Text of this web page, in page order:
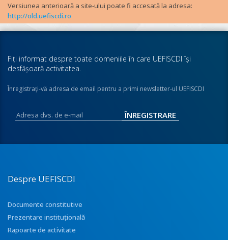
Versiunea anterioară a site-ului poate fi accesată la adresa:
http://old.uefiscdi.ro
Fiţi informat despre toate domeniile în care UEFISCDI îşi
desfăşoară activitatea.
Înregistraţi-vă adresa de email pentru a primi newsletter-ul UEFISCDI
Despre UEFISCDI
Documente constitutive
Prezentare instituţională
Rapoarte de activitate